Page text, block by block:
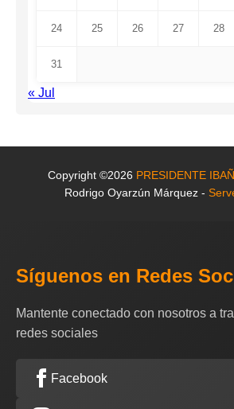
24 25 26 27 28
31
« Jul
Copyright ©2026 PRESIDENTE
Rodrigo Oyarzún Márquez -
Síguenos en Redes
Mantente conectado con nosotros a
redes sociales
Facebook